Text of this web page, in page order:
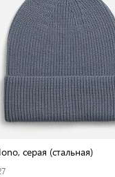
серая (стальная)